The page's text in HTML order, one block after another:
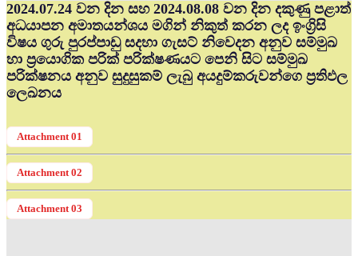
2024.07.24 වන දින සහ 2024.08.08 වන දින දකුණු පළාත්
අධ‍යාපන අමාතයන්ශය මගින් නිකුත් කරන ලද ඉංග්‍රිසි
විෂය ගුරු පුරප්පාඩු සදහා ගැසට් නිවෙදන අනුව සම්මුඛ
හා ප්‍රයොගික පරික් පරික්ෂණයට පෙනි සිට සම්මුඛ
පරික්ෂනය අනුව සුදුසුකම් ලැබු අයදුම්කරුවන්ගෙ ප්‍රතිඵල
ලෙඛනය
Attachment 01
Attachment 02
Attachment 03